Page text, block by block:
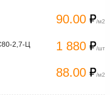
90.00 /м2
1 880 /шт
2,7-Ц
88.00 /м2